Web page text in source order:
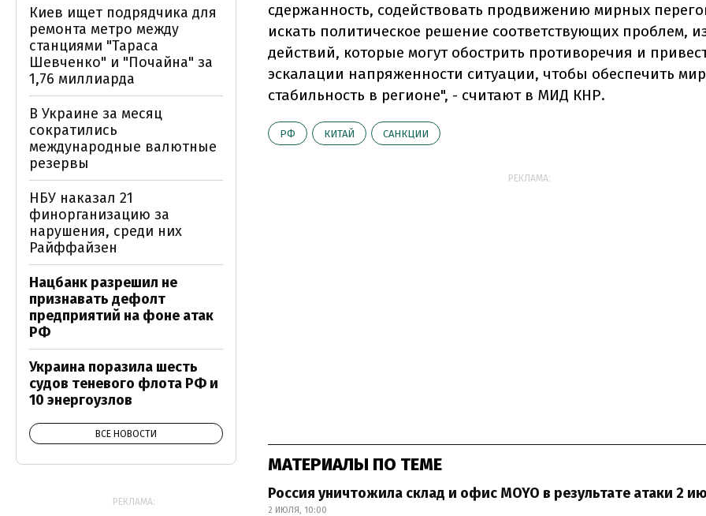
сдержанность, содействовать продвижению мирных
искать политическое решение соответствующих проблем,
действий, которые могут обострить противоречия и
эскалации напряженности ситуации, чтобы обеспечить
стабильность в регионе", - считают в МИД КНР.
РФ КИТАЙ САНКЦИИ
РЕКЛАМА:
МАТЕРИАЛЫ ПО ТЕМЕ
Россия уничтожила склад и офис MOYO в результате атаки 2
2 ИЮЛЯ, 10:00
Киев ищет подрядчика для
ремонта метро между
станциями "Тараса
Шевченко" и "Почайна" за
1,76 миллиарда
В Украине за месяц
сократились
международные валютные
резервы
НБУ наказал 21
финорганизацию за
нарушения, среди них
Райффайзен
Нацбанк разрешил не
признавать дефолт
предприятий на фоне атак
РФ
Украина поразила шесть
судов теневого флота РФ и
10 энергоузлов
ВСЕ НОВОСТИ
РЕКЛАМА: